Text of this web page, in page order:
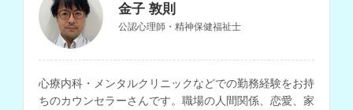
金子 敦則
公認心理師・精神保健福祉士
心療内科・メンタルクリニックなどでの勤務経験をお持
ちのカウンセラーさんです。職場の人間関係、恋愛、家